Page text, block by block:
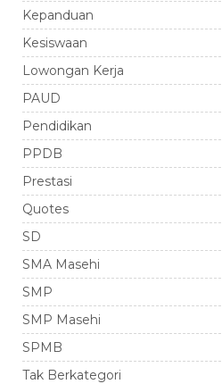
Kepanduan
Kesiswaan
Lowongan Kerja
PAUD
Pendidikan
PPDB
Prestasi
Quotes
SD
SMA Masehi
SMP
SMP Masehi
SPMB
Tak Berkategori